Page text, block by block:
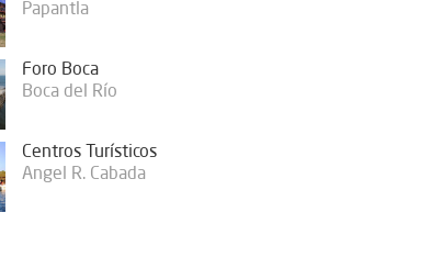
Papantla
Foro Boca
Boca del Río
Centros Turísticos
Angel R. Cabada